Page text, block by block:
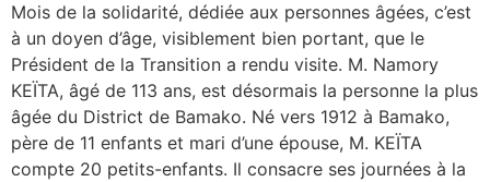
Mois de la solidarité, dédiée aux personnes âgées, c’est
à un doyen d’âge, visiblement bien portant, que le
Président de la Transition a rendu visite. M. Namory
KEÏTA, âgé de 113 ans, est désormais la personne la plus
âgée du District de Bamako. Né vers 1912 à Bamako,
père de 11 enfants et mari d’une épouse, M. KEÏTA
compte 20 petits-enfants. Il consacre ses journées à la